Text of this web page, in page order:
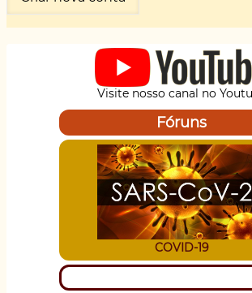
Visite nosso canal no
Fóruns
COVID-19